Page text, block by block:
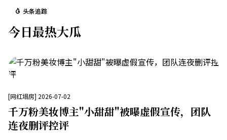
头条追踪
今日最热大瓜
[网红塌房] 2026-07-02
千万粉美妆博主"小甜甜"被曝虚假宣传，团队
连夜删评控评